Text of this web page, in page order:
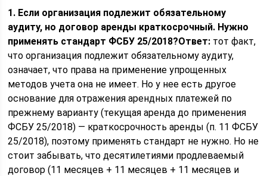
1. Если организация подлежит обязательному
аудиту, но договор аренды краткосрочный. Нужно
применять стандарт ФСБУ 25/2018?Ответ: тот факт,
что организация подлежит обязательному аудиту,
означает, что права на применение упрощенных
методов учета она не имеет. Но у нее есть другое
основание для отражения арендных платежей по
прежнему варианту (текущая аренда до применения
ФСБУ 25/2018) — краткосрочность аренды (п. 11 ФСБУ
25/2018), поэтому применять стандарт не нужно. Но не
стоит забывать, что десятилетиями продлеваемый
договор (11 месяцев + 11 месяцев + 11 месяцев и